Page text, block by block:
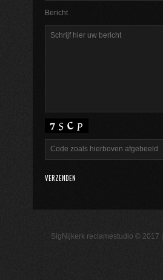
Bericht
SigNijkerk reclamestudio © 2017 |